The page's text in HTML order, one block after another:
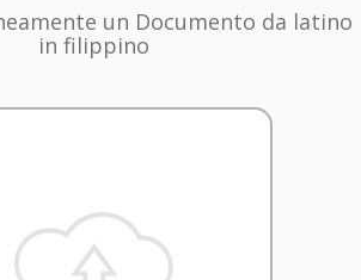
un Documento da latino
in filippino